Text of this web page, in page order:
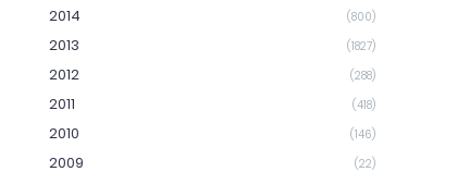
2014 (800)
2013 (1827)
2012 (288)
2011 (418)
2010 (146)
2009 (22)